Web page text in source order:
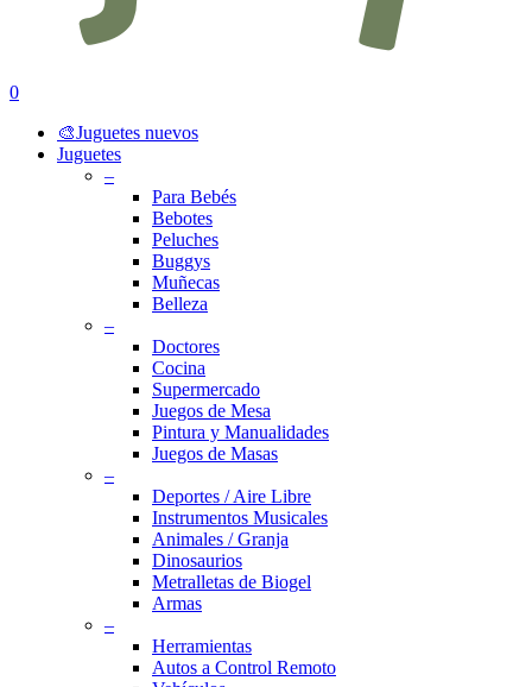
search
account
0
🎨Juguetes nuevos
Juguetes
–
Para Bebés
Bebotes
Peluches
Buggys
Muñecas
Belleza
–
Doctores
Cocina
Supermercado
Juegos de Mesa
Pintura y Manualidades
Juegos de Masas
–
Deportes / Aire Libre
Instrumentos Musicales
Animales / Granja
Dinosaurios
Metralletas de Biogel
Armas
–
Herramientas
Autos a Control Remoto